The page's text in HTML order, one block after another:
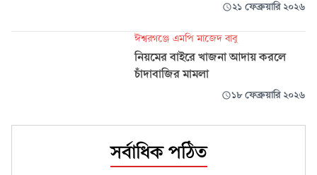
২১ ফেব্রুয়ারি ২০২৬
ঈশ্বরগঞ্জে এমপি মাজেদ বাবু
নিয়মের বাইরে খাজনা আদায় করলে
চাঁদাবাজির মামলা
১৮ ফেব্রুয়ারি ২০২৬
সর্বাধিক পঠিত